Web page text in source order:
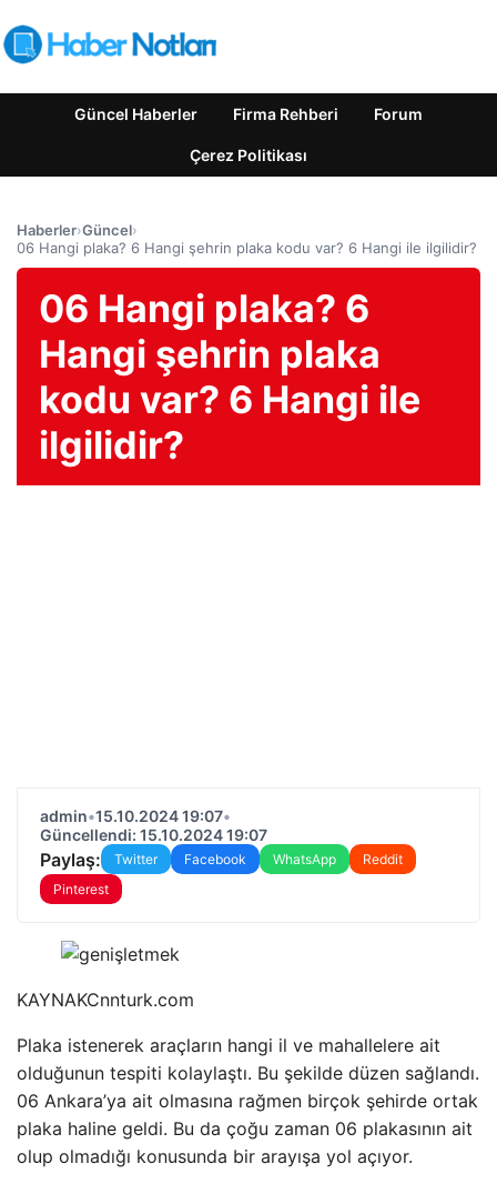
Güncel Haberler Firma Rehberi Forum
Çerez Politikası
Haberler›Güncel›
06 Hangi plaka? 6 Hangi şehrin plaka kodu var? 6 Hangi ile ilgilidir?
06 Hangi plaka? 6
Hangi şehrin plaka
kodu var? 6 Hangi ile
ilgilidir?
admin•15.10.2024 19:07•
Güncellendi: 15.10.2024 19:07
Paylaş: Twitter Facebook WhatsApp
Reddit
Pinterest
KAYNAKCnnturk.com
Plaka istenerek araçların hangi il ve mahallelere ait
olduğunun tespiti kolaylaştı. Bu şekilde düzen sağlandı.
06 Ankara’ya ait olmasına rağmen birçok şehirde ortak
plaka haline geldi. Bu da çoğu zaman 06 plakasının ait
olup olmadığı konusunda bir arayışa yol açıyor.